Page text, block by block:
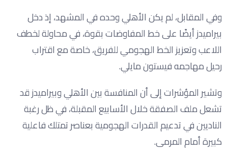
وفي المقابل، لم يكن الأهلي وحده في المشهد، إذ دخل
بيراميدز أيضًا على خط المفاوضات بقوة، في محاولة لخطف
اللاعب وتعزيز الخط الهجومي للفريق، خاصة مع اقتراب
رحيل مهاجمه فيستون مايلي.
وتشير المؤشرات إلى أن المنافسة بين الأهلي وبيراميدز قد
تشعل ملف الصفقة خلال الأسابيع المقبلة، في ظل رغبة
الناديين في تدعيم القدرات الهجومية بعناصر تمتلك فاعلية
كبيرة أمام المرمى.